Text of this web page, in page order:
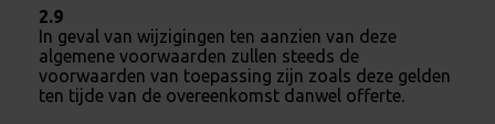
2.9
In geval van wijzigingen ten aanzien van deze
algemene voorwaarden zullen steeds de
voorwaarden van toepassing zijn zoals deze gelden
ten tijde van de overeenkomst danwel offerte.